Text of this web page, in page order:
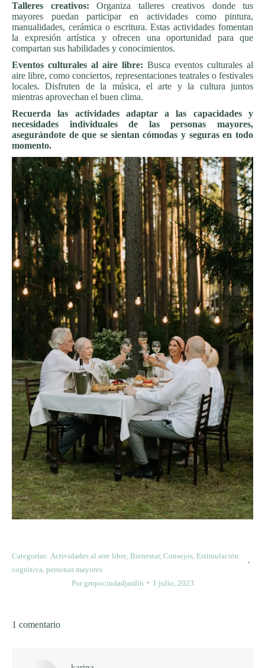
Talleres creativos: Organiza talleres creativos donde tus
mayores puedan participar en actividades como pintura,
manualidades, cerámica o escritura. Estas actividades fomentan
la expresión artística y ofrecen una oportunidad para que
compartan sus habilidades y conocimientos.
Eventos culturales al aire libre: Busca eventos culturales al
aire libre, como conciertos, representaciones teatrales o festivales
locales. Disfruten de la música, el arte y la cultura juntos
mientras aprovechan el buen clima.
Recuerda las actividades adaptar a las capacidades y
necesidades individuales de las personas mayores,
asegurándote de que se sientan cómodas y seguras en todo
momento.
Categorías: Actividades al aire libre Bienestar, Consejos Estimulación
cognitiva personas mayores
Por grupociudadjardin 1 julio, 2023
1 comentario